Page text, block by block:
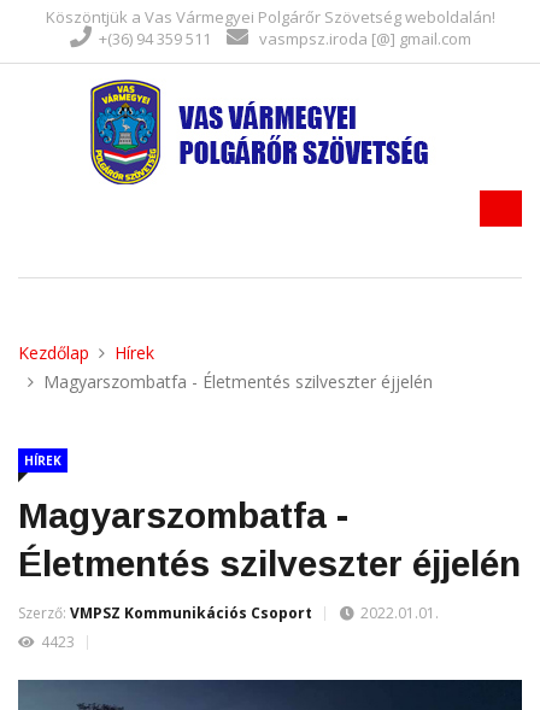
Köszöntjük a Vas Vármegyei Polgárőr Szövetség weboldalán!
+(36) 94 359 511
vasmpsz.iroda [@] gmail.com
Kezdőlap
Hírek
Magyarszombatfa - Életmentés szilveszter éjjelén
HÍREK
Magyarszombatfa -
Életmentés szilveszter éjjelén
Szerző: VMPSZ Kommunikációs Csoport
2022.01.01.
4423